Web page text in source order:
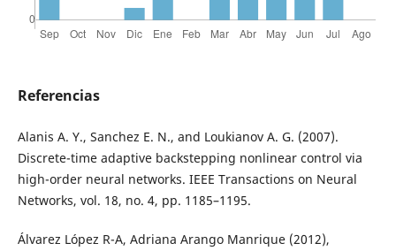
Referencias
Alanis A. Y., Sanchez E. N., and Loukianov A. G. (2007).
Discrete-time adaptive backstepping nonlinear control via
high-order neural networks. IEEE Transactions on Neural
Networks, vol. 18, no. 4, pp. 1185–1195.
Álvarez López R-A, Adriana Arango Manrique (2012),